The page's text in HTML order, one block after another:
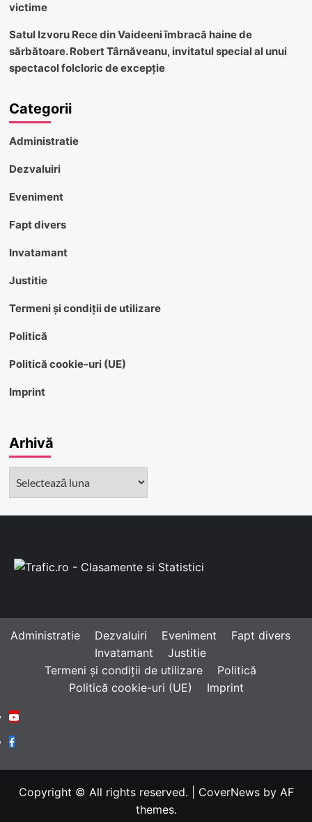
victime
Satul Izvoru Rece din Vaideeni îmbracă haine de
sărbătoare. Robert Târnăveanu, invitatul special al unui
spectacol folcloric de excepție
Categorii
Administratie
Dezvaluiri
Eveniment
Fapt divers
Invatamant
Justitie
Termeni și condiții de utilizare
Politică
Politică cookie-uri (UE)
Imprint
Arhivă
Administratie Dezvaluiri Eveniment
Fapt divers
Invatamant
Justitie
Termeni și condiții de utilizare
Politică
Politică cookie-uri (UE)
Imprint
Youtube
Facebook
Copyright © All rights reserved. CoverNewsby AF
themes.